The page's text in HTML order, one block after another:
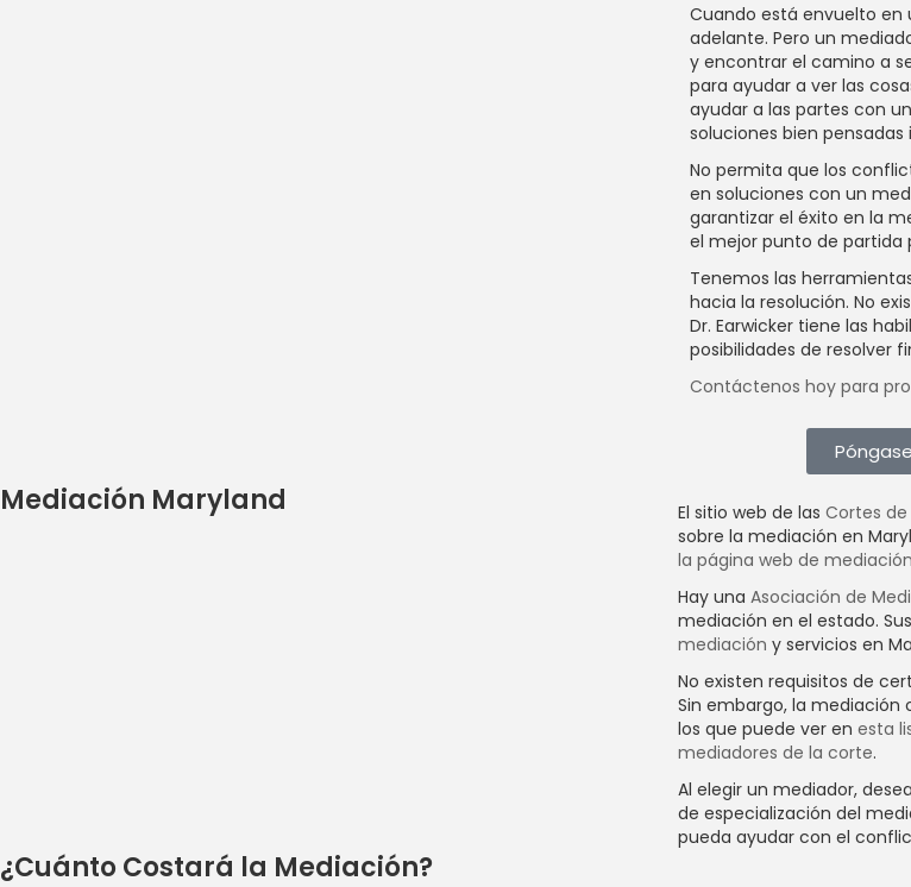
Cuando está envuelto en
adelante. Pero un
y encontrar el camino a
para ayudar a ver las
ayudar a las partes con
soluciones bien
No permita que los
en soluciones con un
garantizar el éxito en la
el mejor punto de partida
Tenemos las
hacia la resolución. No
Dr. Earwicker tiene las
posibilidades de resolver
Contáctenos hoy para
Mediación Maryland El sitio web de las Cortes
sobre la mediación en
la página web de
Hay una Asociación de
mediación en el estado.
mediación y servicios en
No existen requisitos de
Sin embargo, la mediación
los que puede ver en esta
mediadores de la corte.
Al elegir un mediador,
de especialización del
pueda ayudar con el
¿Cuánto Costará la Mediación?